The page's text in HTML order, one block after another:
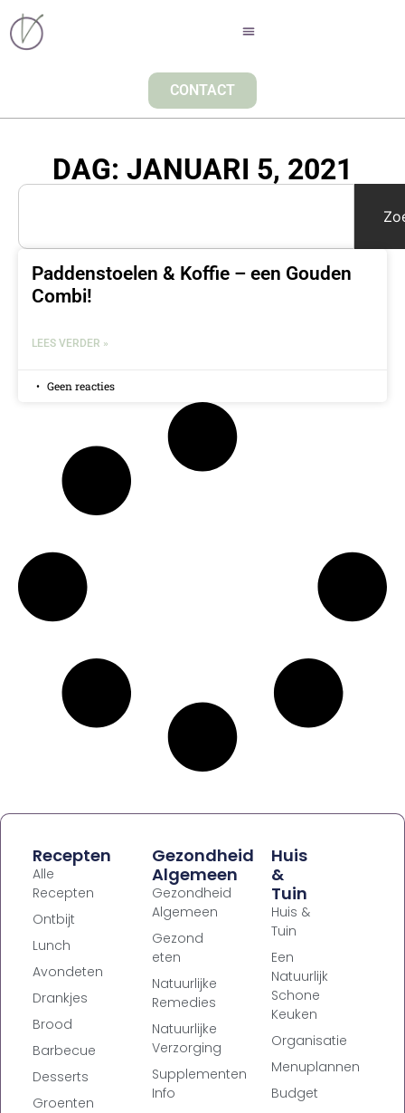
CONTACT
DAG: JANUARI 5, 2021
Paddenstoelen & Koffie – een Gouden
Combi!
LEES VERDER »
Geen reacties
Recepten
Alle
Recepten
Ontbijt
Lunch
Avondeten
Drankjes
Brood
Barbecue
Desserts
Groenten
Gezondheid
Algemeen
Gezondheid
Algemeen
Gezond
eten
Natuurlijke
Remedies
Natuurlijke
Verzorging
Supplementen
Info
Huis
&
Tuin
Huis &
Tuin
Een
Natuurlijk
Schone
Keuken
Organisatie
Menuplannen
Budget